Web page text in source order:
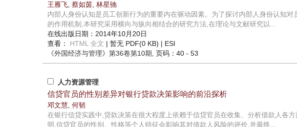
王雁飞, 蔡如茵, 林星驰
内部人身份认知是员工创新行为的重要内在驱动因素。为了探讨内部人身份认知
的作用机制,本研究采用横向与纵向相结合的研究方法,在理论与文献研究以...
在线出版日期：2014年10月20日
查看： HTML 全文 | 暂无 PDF(0 KB) | ESI
《外国经济与管理》 第36卷第10期, 页码：40 - 53
人力资源管理
信贷官员的性别差异对银行贷款决策影响的前沿探析
邓文慧, 何韧
在银行信贷实践中,贷款决策在很大程度上依赖于信贷官员在收集、分析借款人各
明,信贷官员的性别、性格等个人特征会影响其对借款人风险的评价,并最终...